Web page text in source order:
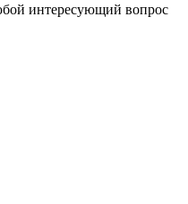
интересующий вопрос